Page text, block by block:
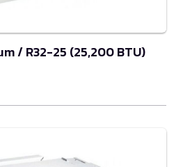
/ R32-25 (25,200 BTU)